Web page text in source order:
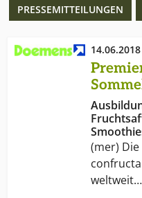
den Dienstleistungen
„Services“ eine weitere
betrieblichen Alltag
Beratungs- und
1895 von Dr. Albert
beschäftigt 33
München-Gräfelfing.
PRESSEMITTEILUNGEN
14.06.2018
(mer)
weltweit…